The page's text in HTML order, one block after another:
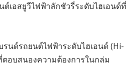
ต์เอสยูวีไฟฟ้าลักชัวรี่ระดับไฮเอนด์ที่
รนด์รถยนต์ไฟฟ้าระดับไฮเอนด์ (Hi-
ตอบสนองความต้องการในกลุ่ม